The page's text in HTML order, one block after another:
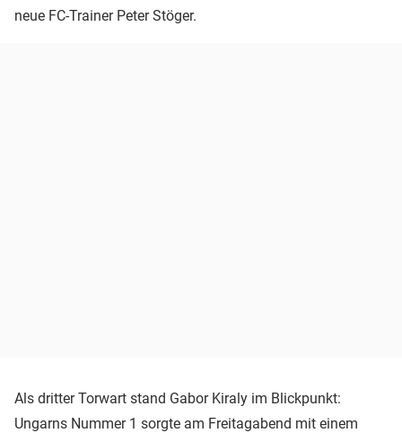
neue FC-Trainer Peter Stöger.
Als dritter Torwart stand Gabor Kiraly im Blickpunkt:
Ungarns Nummer 1 sorgte am Freitagabend mit einem